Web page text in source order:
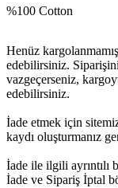
%100 Cotton
Henüz
edebilirsiniz.
vazgeçerseniz,
edebilirsiniz.
İade etmek için
kaydı oluşturmanız
İade ile ilgili ayrıntılı
İade ve Sipariş İptal